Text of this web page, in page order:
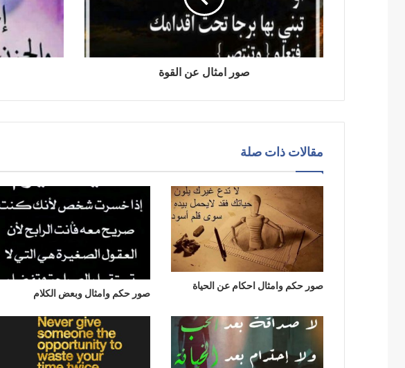
صور امثال عن القوة
مقالات ذات صلة
صور حكم وامثال احكام عن الحياة
صور حكم وامثال وبعض الكلام